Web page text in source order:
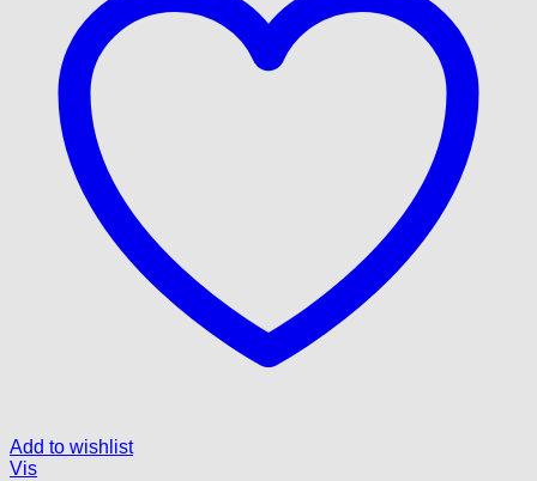
Add to wishlist
Vis